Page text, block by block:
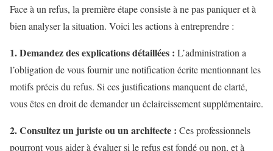
Face à un refus, la première étape consiste à ne pas paniquer et à
bien analyser la situation. Voici les actions à entreprendre :
1. Demandez des explications détaillées : L’administration a
l’obligation de vous fournir une notification écrite mentionnant les
motifs précis du refus. Si ces justifications manquent de clarté,
vous êtes en droit de demander un éclaircissement supplémentaire.
2. Consultez un juriste ou un architecte : Ces professionnels
pourront vous aider à évaluer si le refus est fondé ou non, et à